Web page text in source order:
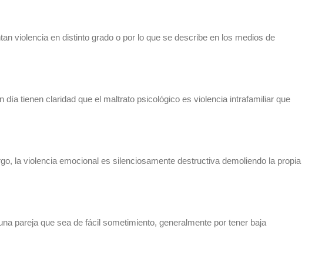
violencia en distinto grado o por lo que se describe en los medios de
tienen claridad que el maltrato psicológico es violencia intrafamiliar que
la violencia emocional es silenciosamente destructiva demoliendo la propia
pareja que sea de fácil sometimiento, generalmente por tener baja